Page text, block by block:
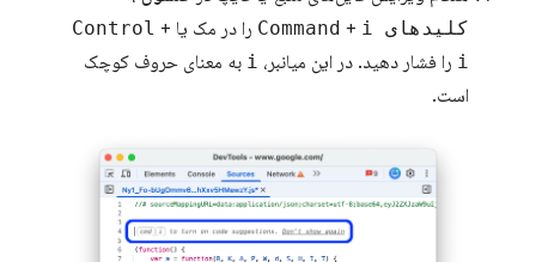
کلیدهای Command + i را در مک یا Control +
i را فشار دهید. در این میانبر، i به معنای حروف کوچک
است.